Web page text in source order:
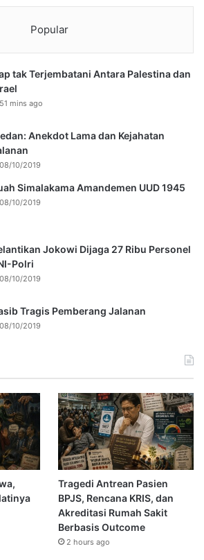
Popular
tak Terjembatani Antara Palestina dan
51 mins ago
Anekdot Lama dan Kejahatan
08/10/2019
Simalakama Amandemen UUD 1945
08/10/2019
Jokowi Dijaga 27 Ribu Personel
Polri
08/10/2019
Tragis Pemberang Jalanan
08/10/2019
Tragedi Antrean Pasien
BPJS, Rencana KRIS, dan
Akreditasi Rumah Sakit
Berbasis Outcome
2 hours ago